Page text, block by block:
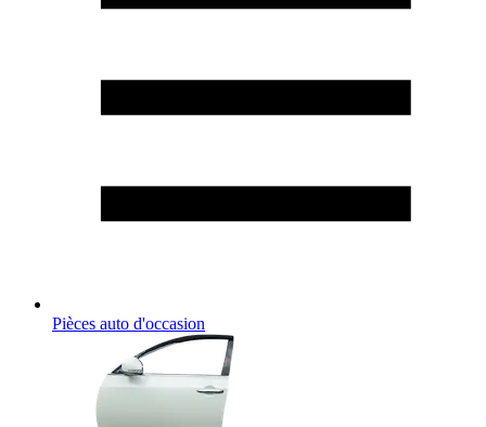
Pièces auto d'occasion